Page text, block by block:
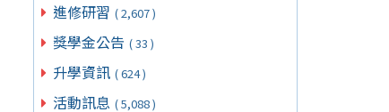
進修研習 ( 2,607 )
獎學金公告 ( 33 )
升學資訊 ( 624 )
活動訊息 ( 5,088 )